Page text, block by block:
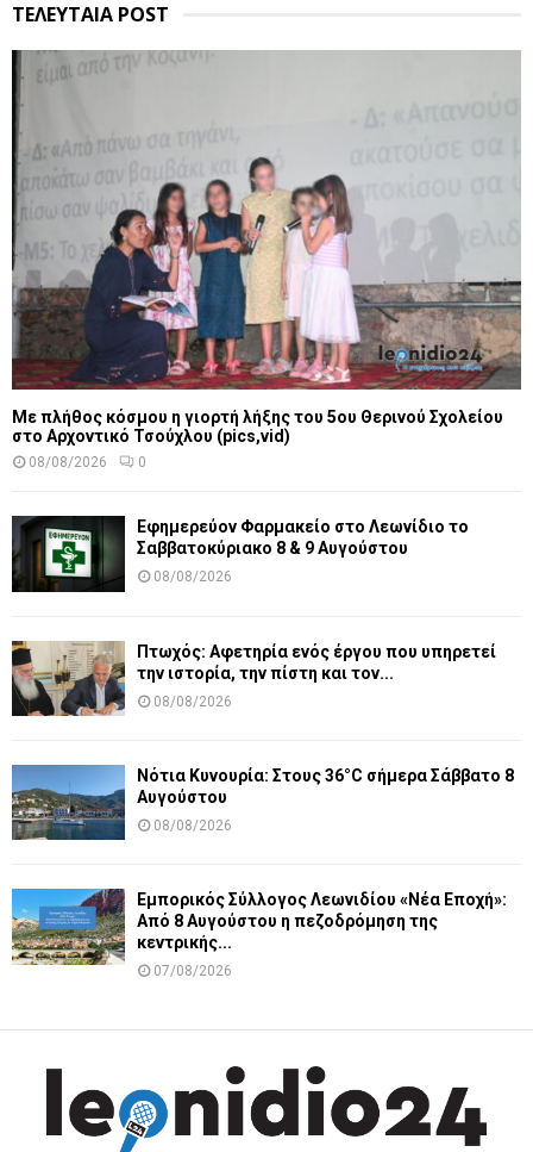
ΤΕΛΕΥΤΑΙΑ POST
Με πλήθος κόσμου η γιορτή λήξης του 5ου Θερινού Σχολείου
στο Αρχοντικό Τσούχλου (pics,vid)
08/08/2026 0
Εφημερεύον Φαρμακείο στο Λεωνίδιο το
Σαββατοκύριακο 8 & 9 Αυγούστου
08/08/2026
Πτωχός: Αφετηρία ενός έργου που υπηρετεί
την ιστορία, την πίστη και τον...
08/08/2026
Νότια Κυνουρία: Στους 36°C σήμερα Σάββατο 8
Αυγούστου
08/08/2026
Εμπορικός Σύλλογος Λεωνιδίου «Νέα Εποχή»:
Από 8 Αυγούστου η πεζοδρόμηση της
κεντρικής...
07/08/2026